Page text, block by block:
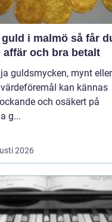
i malmö så får du
affär och bra betalt
guldsmycken, mynt eller
kan kännas
och osäkert på
g...
2026